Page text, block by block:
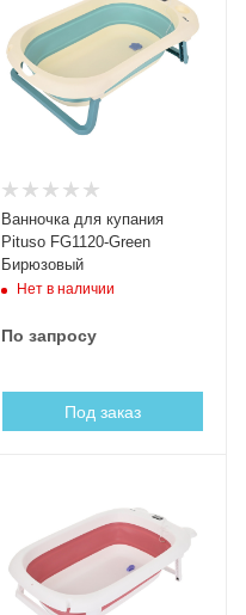
Ванночка для купания
Pituso FG1120-Green
Бирюзовый
Нет в наличии
По запросу
Под заказ